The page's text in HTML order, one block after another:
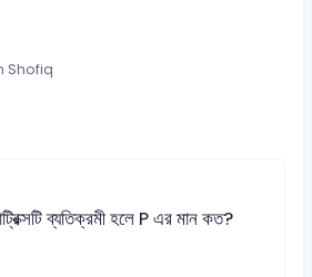
Shofiq
ব্যতিক্রমী হলে P এর মান কত?